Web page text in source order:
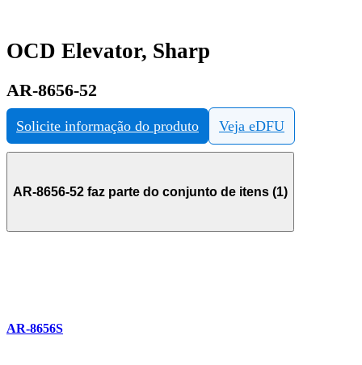
OCD Elevator, Sharp
AR-8656-52
Solicite informação do produto Veja eDFU
AR-8656-52 faz parte do conjunto de itens (1)
AR-8656S